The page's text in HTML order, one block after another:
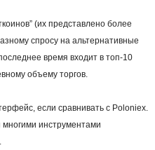
(их представлено более
спросу на альтернативные
время входит в топ-10
объему торгов.
если сравнивать с Poloniex.
инструментами